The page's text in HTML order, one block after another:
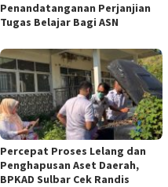
Penandatanganan Perjanjian
Tugas Belajar Bagi ASN
Percepat Proses Lelang dan
Penghapusan Aset Daerah,
BPKAD Sulbar Cek Randis